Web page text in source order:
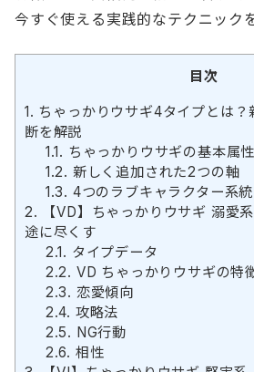
今すぐ使える実践的なテクニック
目次
1. ちゃっかりウサギ4タイプとは
断を解説
1.1. ちゃっかりウサギの基本属性
1.2. 新しく追加された2つの軸
1.3. 4つのラブキャラクター系統
2. 【VD】ちゃっかりウサギ 溺愛
途に尽くす
2.1. タイプデータ
2.2. VD ちゃっかりウサギの特
2.3. 恋愛傾向
2.4. 攻略法
2.5. NG行動
2.6. 相性